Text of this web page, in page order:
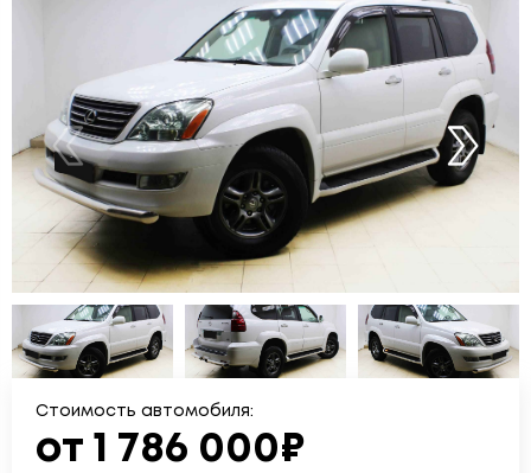
Стоимость автомобиля:
от 1 786 000₽